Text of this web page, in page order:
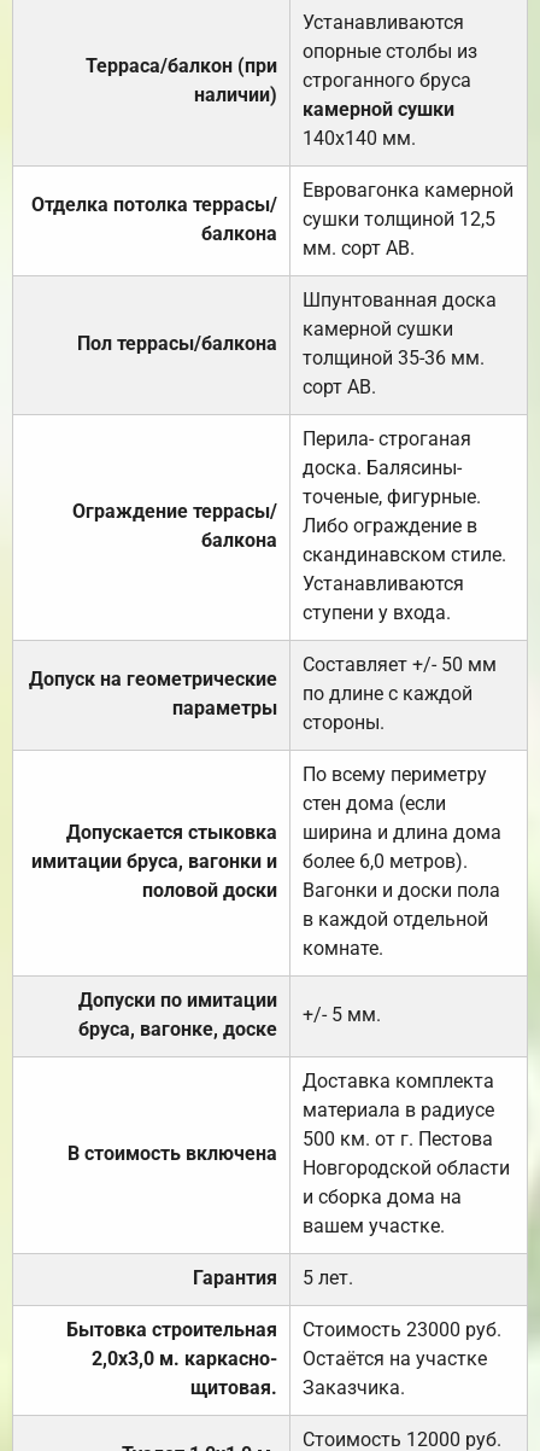
Терраса/балкон (при
наличии)
Устанавливаются
опорные столбы из
строганного бруса
камерной сушки
140х140 мм.
Отделка потолка террасы/
балкона
Евровагонка камерной
сушки толщиной 12,5
мм. сорт АВ.
Пол террасы/балкона
Шпунтованная доска
камерной сушки
толщиной 35-36 мм.
сорт АВ.
Ограждение террасы/
балкона
Перила- строганая
доска. Балясины-
точеные, фигурные.
Либо ограждение в
скандинавском стиле.
Устанавливаются
ступени у входа.
Допуск на геометрические
параметры
Составляет +/- 50 мм
по длине с каждой
стороны.
Допускается стыковка
имитации бруса, вагонки и
половой доски
По всему периметру
стен дома (если
ширина и длина дома
более 6,0 метров).
Вагонки и доски пола
в каждой отдельной
комнате.
Допуски по имитации
бруса, вагонке, доске
+/- 5 мм.
В стоимость включена
Доставка комплекта
материала в радиусе
500 км. от г. Пестова
Новгородской области
и сборка дома на
вашем участке.
Гарантия 5 лет.
Бытовка строительная
2,0х3,0 м. каркасно-
щитовая.
Стоимость 23000 руб.
Остаётся на участке
Заказчика.
Стоимость 12000 руб.